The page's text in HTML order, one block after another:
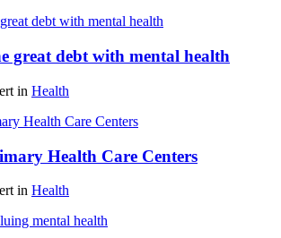
great debt with mental health
in Health
Health Care Centers
in Health